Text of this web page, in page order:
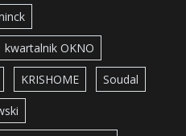
kwartalnik OKNO
KRISHOME Soudal